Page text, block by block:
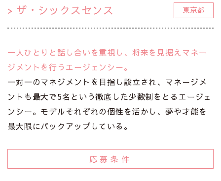
ザ・シックスセンス 東京都
一人ひとりと話し合いを重視し、将来を見据えマネー
ジメントを行うエージェンシー。
一対一のマネジメントを目指し設立され、マネージメ
ントも最大で5名という徹底した少数制をとるエージェ
ンシー。モデルそれぞれの個性を活かし、夢や才能を
最大限にバックアップしている。
応募条件